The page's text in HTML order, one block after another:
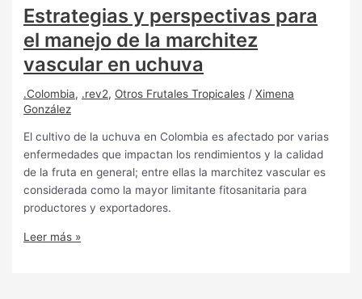
Estrategias y perspectivas para
el manejo de la marchitez
vascular en uchuva
.Colombia, .rev2, Otros Frutales Tropicales /Ximena
González
El cultivo de la uchuva en Colombia es afectado por varias
enfermedades que impactan los rendimientos y la calidad
de la fruta en general; entre ellas la marchitez vascular es
considerada como la mayor limitante fitosanitaria para
productores y exportadores.
Leer más »